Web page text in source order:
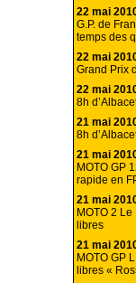
22 mai
G.P. de
temps des
22 mai
Grand Prix
22 mai
8h
21 mai
8h
21 mai
MOTO GP
rapide en
21 mai
MOTO 2
libres
21 mai
MOTO GP
libres «